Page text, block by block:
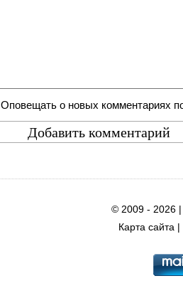
Оповещать о новых комментариях
© 2009 - 2026
Карта сайта